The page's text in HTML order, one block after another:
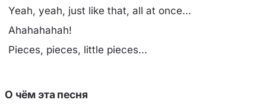
Yeah, yeah, just like that, all at once...
Ahahahahah!
Pieces, pieces, little pieces...
О чём эта песня